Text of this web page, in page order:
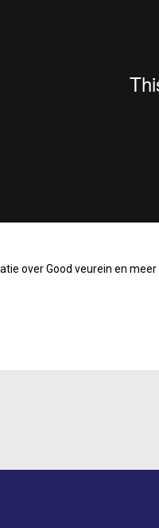
over Good veurein en